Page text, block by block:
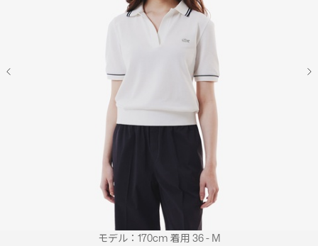
モデル：170cm 着用 36 - M